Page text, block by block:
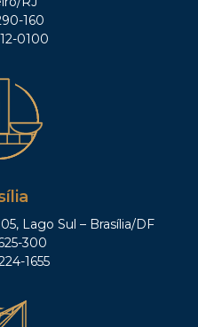
160
0100
Lago Sul – Brasília/DF
300
1655